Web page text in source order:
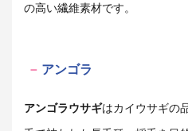
の高い繊維素材です。
アンゴラ
アンゴラウサギはカイウサギの